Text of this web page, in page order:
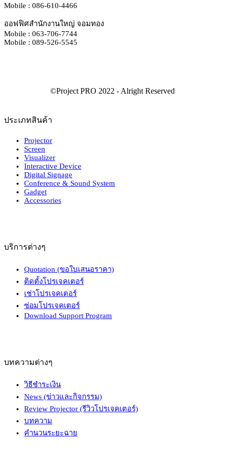
Mobile : 086-610-4466
ออฟฟิศสำนักงานใหญ่ จอมทอง
Mobile : 063-706-7744
Mobile : 089-526-5545
ประเภทสินค้า
Projector
Screen
Visualizer
Interactive Device
Digital Signage
Conference & Sound System
Gadget
Accessories
บริการต่างๆ
Quotation (ขอใบเสนอราคา)
ติดตั้งโปรเจคเตอร์
เช่าโปรเจคเตอร์
ซ่อมโปรเจคเตอร์
Download Support Program
บทความต่างๆ
วิธีชำระเงิน
News (ข่าวและกิจกรรม)
Review Projector (รีวิวโปรเจคเตอร์)
บทความ
คำนวนระยะฉาย